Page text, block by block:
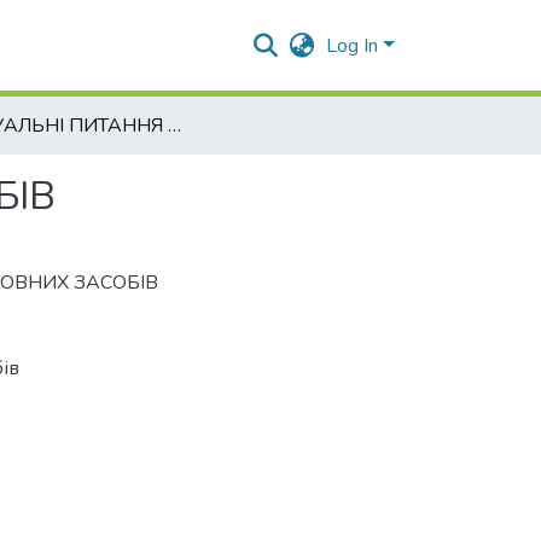
Log In
АКТУАЛЬНІ ПИТАННЯ ОЦІНКИ ОСНОВНИХ ЗАСОБІВ
ЗАСОБІВ